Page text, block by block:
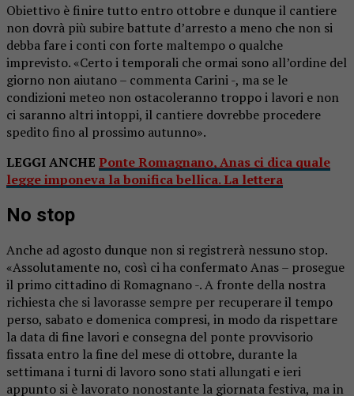
Obiettivo è finire tutto entro ottobre e dunque il cantiere
non dovrà più subire battute d’arresto a meno che non si
debba fare i conti con forte maltempo o qualche
imprevisto. «Certo i temporali che ormai sono all’ordine del
giorno non aiutano – commenta Carini -, ma se le
condizioni meteo non ostacoleranno troppo i lavori e non
ci saranno altri intoppi, il cantiere dovrebbe procedere
spedito fino al prossimo autunno».
LEGGI ANCHE Ponte Romagnano, Anas ci dica quale
legge imponeva la bonifica bellica. La lettera
No stop
Anche ad agosto dunque non si registrerà nessuno stop.
«Assolutamente no, così ci ha confermato Anas – prosegue
il primo cittadino di Romagnano -. A fronte della nostra
richiesta che si lavorasse sempre per recuperare il tempo
perso, sabato e domenica compresi, in modo da rispettare
la data di fine lavori e consegna del ponte provvisorio
fissata entro la fine del mese di ottobre, durante la
settimana i turni di lavoro sono stati allungati e ieri
appunto si è lavorato nonostante la giornata festiva, ma in